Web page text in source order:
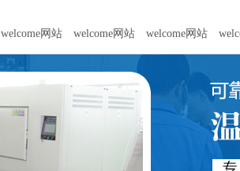
welcome网站 welcome网站 welcome网站